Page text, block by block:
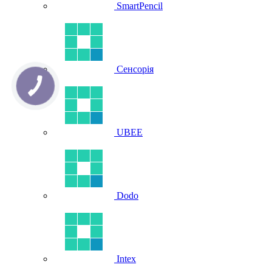
SmartPencil
Сенсорія
UBEE
Dodo
Intex